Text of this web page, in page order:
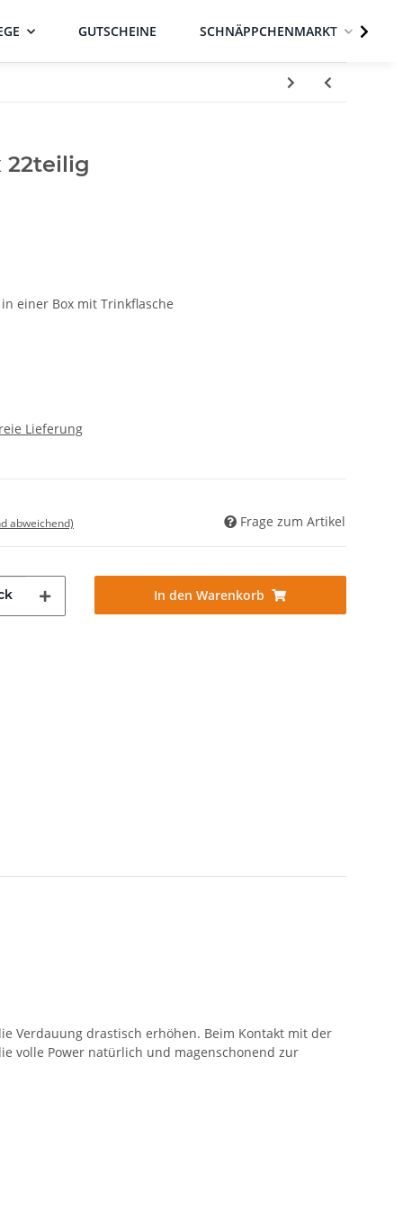
GUTSCHEINE SCHNÄPPCHENMARKT
22teilig
einer Box mit Trinkflasche
Lieferung
abweichend) Frage zum Artikel
In den Warenkorb
Verdauung drastisch erhöhen. Beim Kontakt mit der
volle Power natürlich und magenschonend zur